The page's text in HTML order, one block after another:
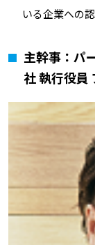
いる企業への
主幹事：パ
社 執行役員